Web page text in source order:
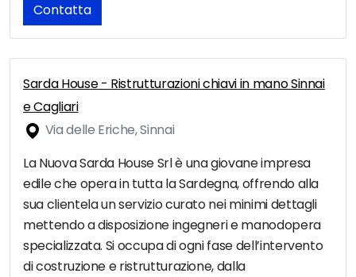
Contatta
Sarda House - Ristrutturazioni chiavi in mano Sinnai
e Cagliari
Via delle Eriche, Sinnai
La Nuova Sarda House Srl è una giovane impresa
edile che opera in tutta la Sardegna, offrendo alla
sua clientela un servizio curato nei minimi dettagli
mettendo a disposizione ingegneri e manodopera
specializzata. Si occupa di ogni fase dell’intervento
di costruzione e ristrutturazione, dalla